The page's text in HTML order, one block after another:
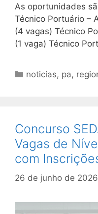
As oportunidades
Técnico Portuário –
(4 vagas) Técnico
(1 vaga) Técnico
Categorias
noticias, pa,
Concurso
Vagas de
com
26 de junho de 2026